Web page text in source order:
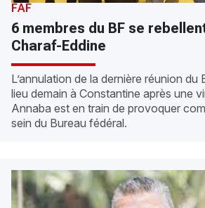
FAF
6 membres du BF se
Charaf-Eddine
L’annulation de la dernière réunion
lieu demain à Constantine après une
Annaba est en train de provoquer
sein du Bureau fédéral.